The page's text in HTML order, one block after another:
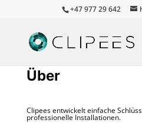
+47 977 29 642
Über
Clipees entwickelt einfache
professionelle Installationen.